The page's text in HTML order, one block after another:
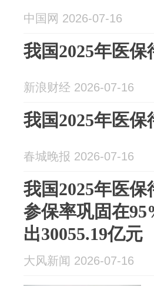
中国网 2026-07-16
我国2025年医
新浪财经 2026-07-16
我国2025年医
春城晚报 2026-07-16
我国2025年医
参保率巩固在
出30055.19亿元
大风新闻 2026-07-16